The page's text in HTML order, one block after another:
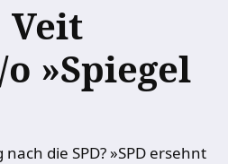
Veit
»Spiegel
die SPD? »SPD ersehnt